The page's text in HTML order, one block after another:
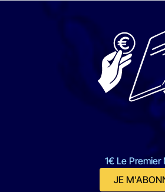
1€ Le Premier
JE